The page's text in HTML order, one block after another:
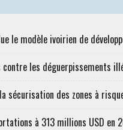
le modèle ivoirien de
les déguerpissements
sécurisation des zones à
à 313 millions USD en